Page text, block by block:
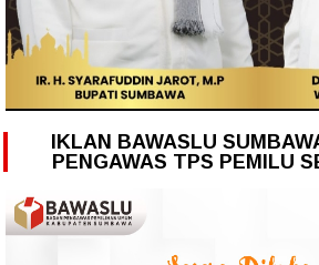
IKLAN BAWASLU
PENGAWAS TPS PEMILU